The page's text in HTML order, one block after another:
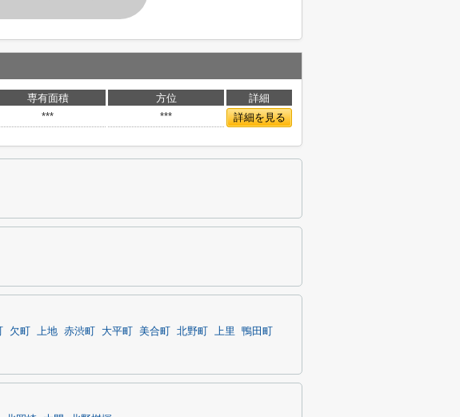
専有面積 方位
詳細
*** *** 詳細を見る
欠町 上地 赤渋町 大平町 美合町 北野町 上里
鴨田町